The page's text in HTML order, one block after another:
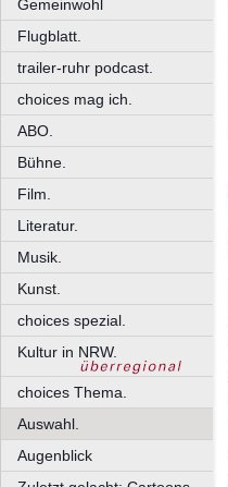
Gemeinwohl
Flugblatt.
trailer-ruhr podcast.
choices mag ich.
ABO.
Bühne.
Film.
Literatur.
Musik.
Kunst.
choices spezial.
Kultur in NRW.
choices Thema.
Auswahl.
Augenblick